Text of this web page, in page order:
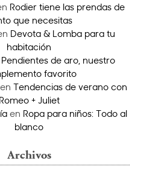
Rodier tiene las prendas de
que necesitas
Devota & Lomba para tu
habitación
Pendientes de aro, nuestro
favorito
Tendencias de verano con
Romeo + Juliet
en Ropa para niños: Todo al
blanco
Archivos